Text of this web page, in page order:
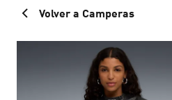
Volver a Camperas